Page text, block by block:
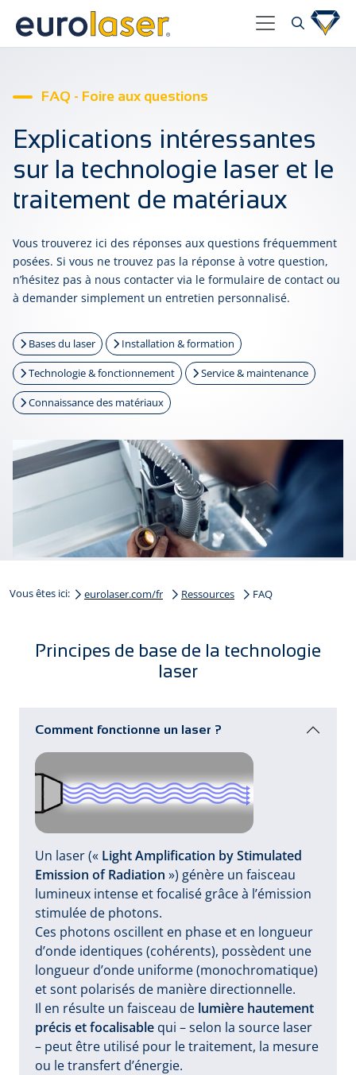
FAQ - Foire aux questions
Explications intéressantes
sur la technologie laser et le
traitement de matériaux
Vous trouverez ici des réponses aux questions fréquemment
posées. Si vous ne trouvez pas la réponse à votre question,
n’hésitez pas à nous contacter via le formulaire de contact ou
à demander simplement un entretien personnalisé.
Bases du laser Installation & formation
Technologie & fonctionnement Service & maintenance
Connaissance des matériaux
Vous êtes ici: eurolaser.com/fr Ressources FAQ
Principes de base de la technologie
laser
Comment fonctionne un laser ?
Un laser (« Light Amplification by Stimulated
Emission of Radiation ») génère un faisceau
lumineux intense et focalisé grâce à l’émission
stimulée de photons.
Ces photons oscillent en phase et en longueur
d’onde identiques (cohérents), possèdent une
longueur d’onde uniforme (monochromatique)
et sont polarisés de manière directionnelle.
Il en résulte un faisceau de lumière hautement
précis et focalisable qui – selon la source laser
– peut être utilisé pour le traitement, la mesure
ou le transfert d’énergie.